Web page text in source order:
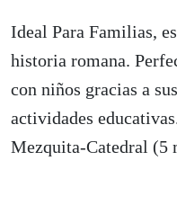
Ideal Para Familias,
historia romana.
con niños gracias a
actividades
Mezquita-Catedral (5